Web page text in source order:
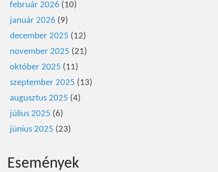
február 2026 (10)
január 2026 (9)
december 2025 (12)
november 2025 (21)
október 2025 (11)
szeptember 2025 (13)
augusztus 2025 (4)
július 2025 (6)
június 2025 (23)
Események